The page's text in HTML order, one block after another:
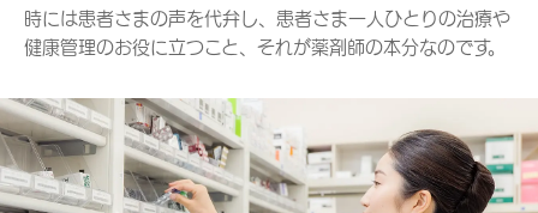
時には患者さまの声を代弁し、患者さま一人ひとりの治療や
健康管理のお役に立つこと、それが薬剤師の本分なのです。